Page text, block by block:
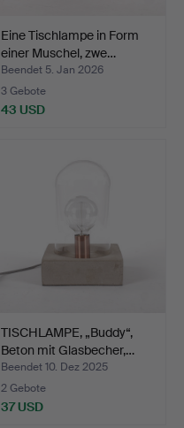
Eine Tischlampe in Form
einer Muschel, zwe…
Beendet 5. Jan 2026
3 Gebote
43 USD
TISCHLAMPE, „Buddy“,
Beton mit Glasbecher,…
Beendet 10. Dez 2025
2 Gebote
37 USD